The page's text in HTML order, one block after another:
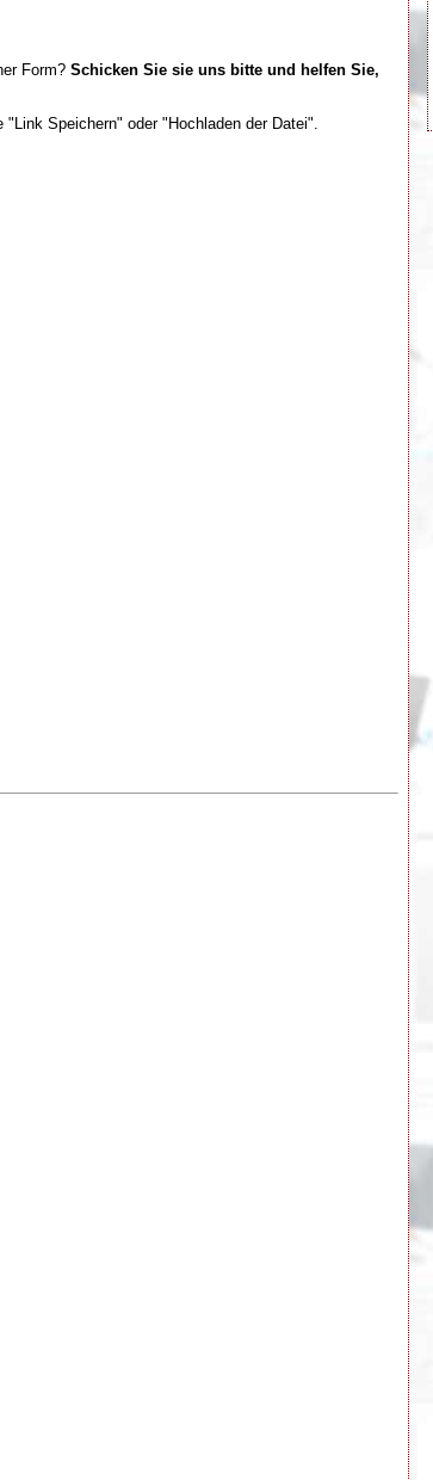
Form? Schicken Sie sie uns bitte und helfen Sie,
Speichern" oder "Hochladen der Datei".